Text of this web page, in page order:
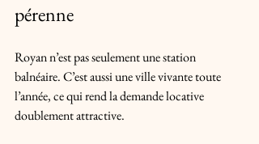
pérenne
Royan n’est pas seulement une station
balnéaire. C’est aussi une ville vivante toute
l’année, ce qui rend la demande locative
doublement attractive.